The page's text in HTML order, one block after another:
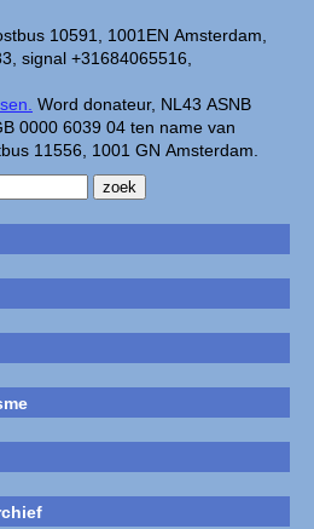
10591, 1001EN Amsterdam,
signal +31684065516,
Word donateur, NL43 ASNB
0000 6039 04 ten name van
11556, 1001 GN Amsterdam.